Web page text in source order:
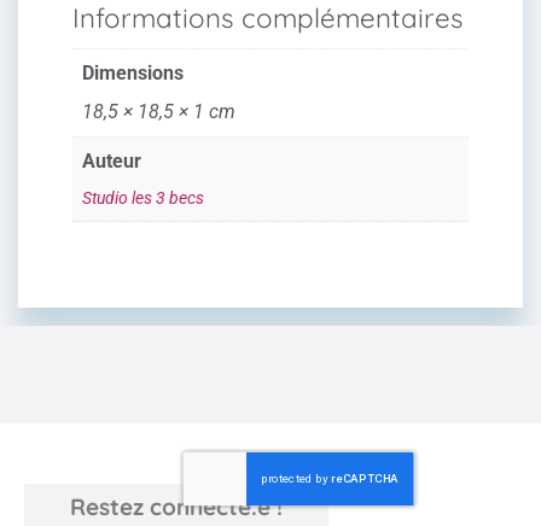
Informations complémentaires
Dimensions
18,5 × 18,5 × 1 cm
Auteur
Studio les 3 becs
Restez connecté.e !